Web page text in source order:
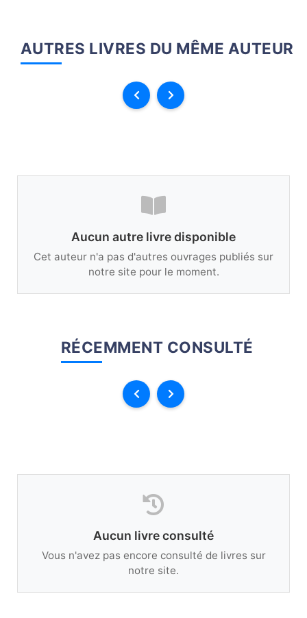
AUTRES LIVRES DU MÊME AUTEUR
Aucun autre livre disponible
Cet auteur n'a pas d'autres ouvrages publiés sur
notre site pour le moment.
RÉCEMMENT CONSULTÉ
Aucun livre consulté
Vous n'avez pas encore consulté de livres sur
notre site.